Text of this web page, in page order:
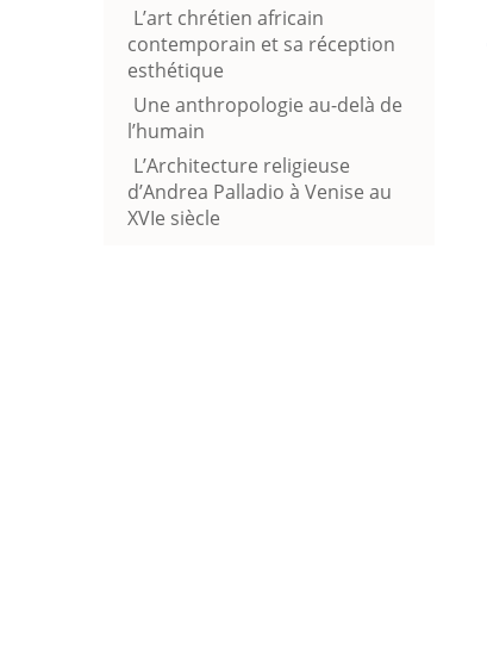
L’art chrétien africain
contemporain et sa réception
esthétique
Une anthropologie au-delà de
l’humain
L’Architecture religieuse
d’Andrea Palladio à Venise au
XVIe siècle